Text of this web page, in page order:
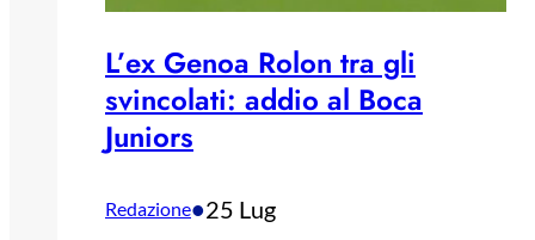
L’ex Genoa Rolon tra gli
svincolati: addio al Boca
Juniors
Redazione•25 Lug